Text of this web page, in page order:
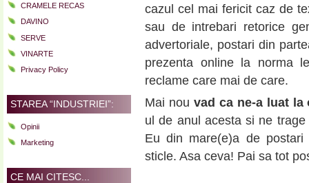
CRAMELE RECAS
DAVINO
SERVE
VINARTE
Privacy Policy
STAREA “INDUSTRIEI”:
Opinii
Marketing
CE MAI CITESC...
cazul cel mai fericit caz de
sau de intrebari retorice
advertoriale, postari din
prezenta online la norma
reclame care mai de care.
Mai nou vad ca ne-a luat la
ul de anul acesta si ne
Eu din mare(e)a de
sticle. Asa ceva! Pai sa tot